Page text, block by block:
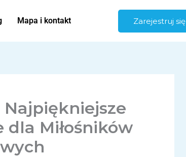
Mapa i kontakt Zarejestruj się
Najpiękniejsze
dla Miłośników